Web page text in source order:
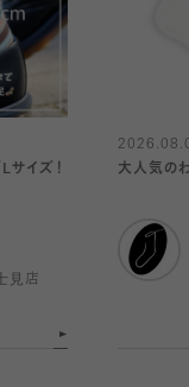
サイズ！
見店
大人気の